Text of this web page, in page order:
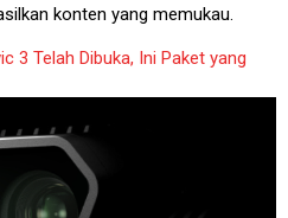
konten yang memukau.
3 Telah Dibuka, Ini Paket yang